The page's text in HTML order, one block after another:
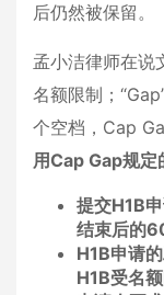
后仍然被保留。
孟小洁律师在说
名额限制；
个空档，Cap
用Cap Gap规定
提交H1B
结束后的
H1B申请
H1B受名